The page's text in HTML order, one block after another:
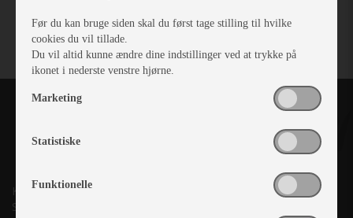
Kronjyllands Camping Center A/S
Suderholmen 10, 8960 Randers SØ
Før du kan bruge siden skal du først tage stilling til hvilke
cookies du vil tillade.
Du vil altid kunne ændre dine indstillinger ved at trykke på
ikonet i nederste venstre hjørne.
Marketing
Statistiske
Funktionelle